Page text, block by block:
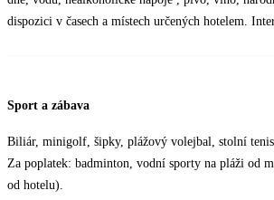
dispozici v časech a místech určených hotelem.
Sport a zábava
Biliár, minigolf, šipky, plážový volejbal, stolní
Za poplatek: badminton, vodní sporty na pláži od
od hotelu).